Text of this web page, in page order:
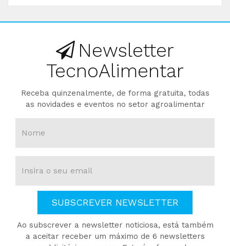
Newsletter
TecnoAlimentar
Receba quinzenalmente, de forma gratuita, todas
as novidades e eventos no setor agroalimentar
SUBSCREVER NEWSLETTER
Ao subscrever a newsletter noticiosa, está também
a aceitar receber um máximo de 6 newsletters